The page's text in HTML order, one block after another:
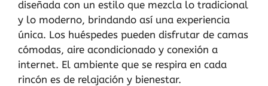
diseñada con un estilo que mezcla lo tradicional
y lo moderno, brindando así una experiencia
única. Los huéspedes pueden disfrutar de camas
cómodas, aire acondicionado y conexión a
internet. El ambiente que se respira en cada
rincón es de relajación y bienestar.